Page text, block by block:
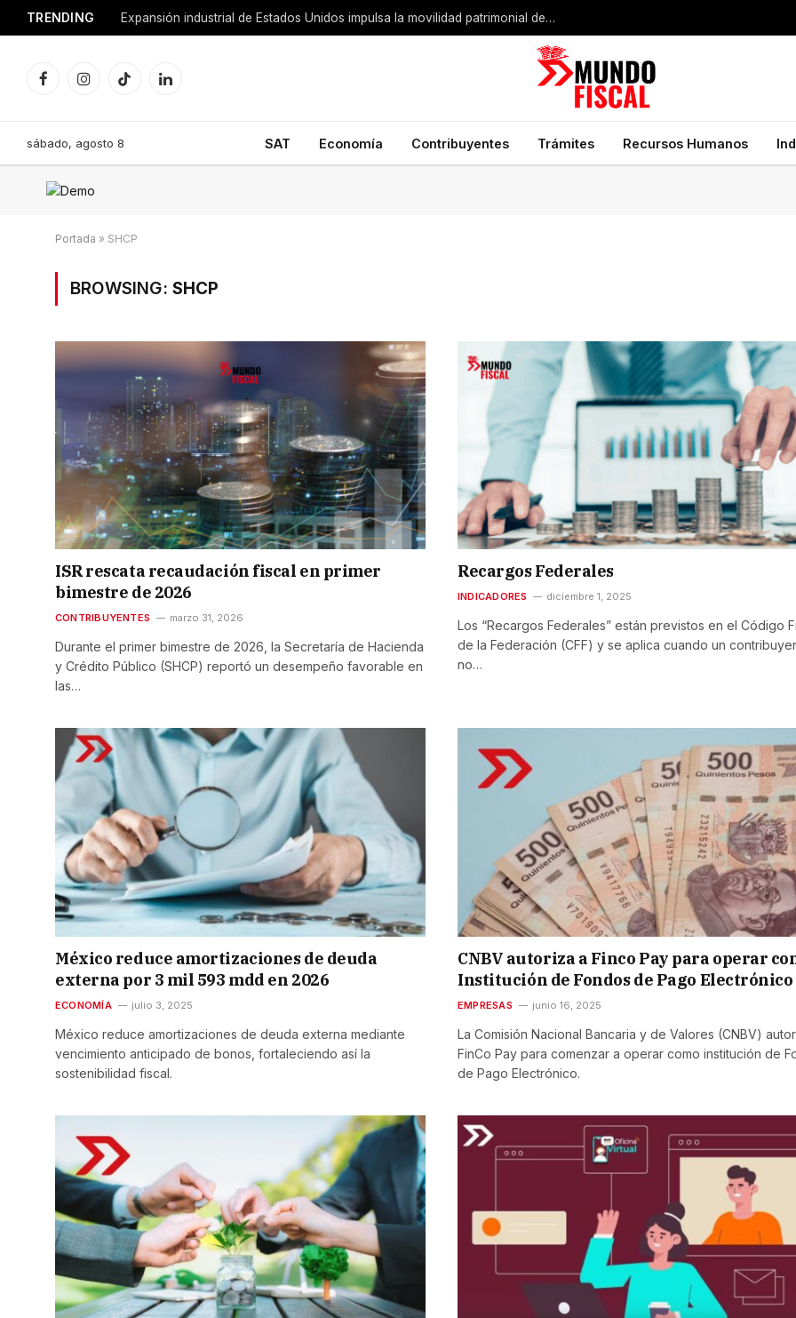
TRENDING Expansión industrial de Estados Unidos impulsa la movilidad patrimonial de empresarios mexicanos
FacebookInstagramTikTokLinkedIn
sábado, agosto 8 SAT Economía Contribuyentes Trámites Recursos Humanos
Portada » SHCP
BROWSING: SHCP
ISR rescata recaudación fiscal en primer
bimestre de 2026
CONTRIBUYENTES marzo 31, 2026
Durante el primer bimestre de 2026, la Secretaría de Hacienda
y Crédito Público (SHCP) reportó un desempeño favorable en
las…
Recargos Federales
INDICADORES diciembre 1, 2025
Los “Recargos Federales” están previstos en el Código
de la Federación (CFF) y se aplica cuando un
no…
México reduce amortizaciones de deuda
externa por 3 mil 593 mdd en 2026
ECONOMÍA julio 3, 2025
México reduce amortizaciones de deuda externa mediante
vencimiento anticipado de bonos, fortaleciendo así la
sostenibilidad fiscal.
CNBV autoriza a Finco Pay para operar
Institución de Fondos de Pago Electrónico
EMPRESAS junio 16, 2025
La Comisión Nacional Bancaria y de Valores (CNBV)
FinCo Pay para comenzar a operar como institución de
de Pago Electrónico.